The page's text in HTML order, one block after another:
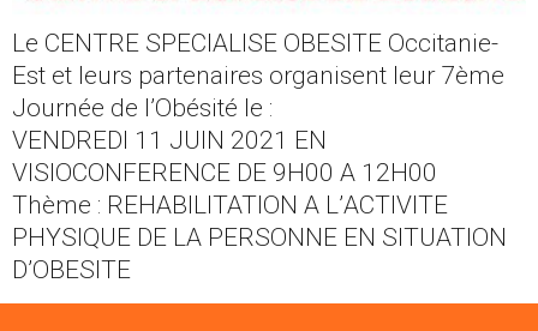
Le CENTRE SPECIALISE OBESITE Occitanie-
Est et leurs partenaires organisent leur 7ème
Journée de l’Obésité le :
VENDREDI 11 JUIN 2021 EN
VISIOCONFERENCE DE 9H00 A 12H00
Thème : REHABILITATION A L’ACTIVITE
PHYSIQUE DE LA PERSONNE EN SITUATION
D’OBESITE